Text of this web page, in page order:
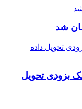
بزودی تحویل